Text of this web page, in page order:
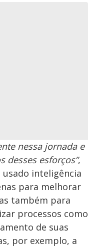
nessa jornada e
desses esforços”,
usado inteligência
para melhorar
também para
processos como
de suas
por exemplo, a